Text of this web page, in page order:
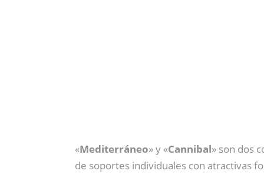
«Mediterráneo» y «Cannibal» son dos
de soportes individuales con atractivas